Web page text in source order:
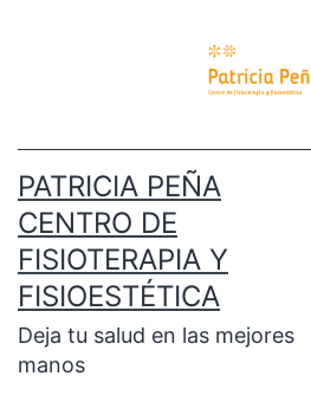
PATRICIA PEÑA
CENTRO DE
FISIOTERAPIA Y
FISIOESTÉTICA
Deja tu salud en las mejores
manos